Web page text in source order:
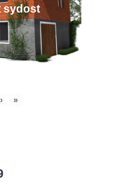
sydost
› »